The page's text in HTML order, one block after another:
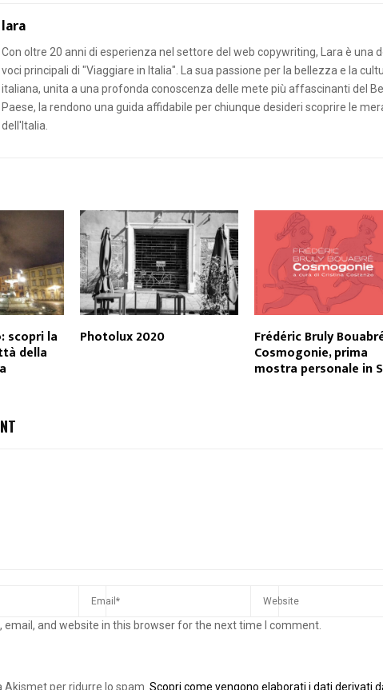
lara
Con oltre 20 anni di esperienza nel settore del web copywriting, Lara è una
voci principali di "Viaggiare in Italia". La sua passione per la bellezza e la
italiana, unita a una profonda conoscenza delle mete più affascinanti del
Paese, la rendono una guida affidabile per chiunque desideri scoprire le
dell'Italia.
scopri la
della
Photolux 2020 Frédéric Bruly
Cosmogonie, prima
mostra personale in
email, and website in this browser for the next time I comment.
per ridurre lo spam. Scopri come vengono elaborati i dati derivati